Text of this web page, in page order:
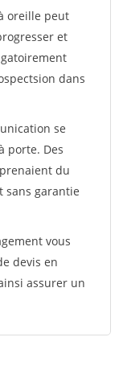
oreille peut
et
dans
se
porte. Des
du
sans garantie
vous
devis en
assurer un